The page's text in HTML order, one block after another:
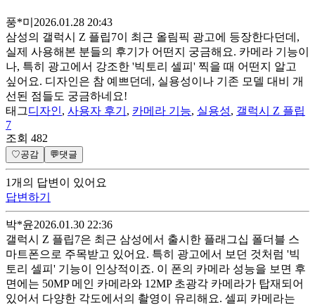
풍*미 2026.01.28 20:43
삼성의 갤럭시 Z 플립7이 최근 올림픽 광고에 등장한다던데,
실제 사용해본 분들의 후기가 어떤지 궁금해요. 카메라 기능이
나, 특히 광고에서 강조한 '빅토리 셀피' 찍을 때 어떤지 알고
싶어요. 디자인은 참 예쁘던데, 실용성이나 기존 모델 대비 개
선된 점들도 궁금하네요!
태그디자인, 사용자 후기 , 카메라 기능, 실용성, 갤럭시 Z 플립
7
조회 482
♡공감 💬댓글
1개 의 답변이 있어요
답변하기
박*윤2026.01.30 22:36
갤럭시 Z 플립7은 최근 삼성에서 출시한 플래그십 폴더블 스
마트폰으로 주목받고 있어요. 특히 광고에서 보던 것처럼 '빅
토리 셀피' 기능이 인상적이죠. 이 폰의 카메라 성능을 보면 후
면에는 50MP 메인 카메라와 12MP 초광각 카메라가 탑재되어
있어서 다양한 각도에서의 촬영이 유리해요. 셀피 카메라는